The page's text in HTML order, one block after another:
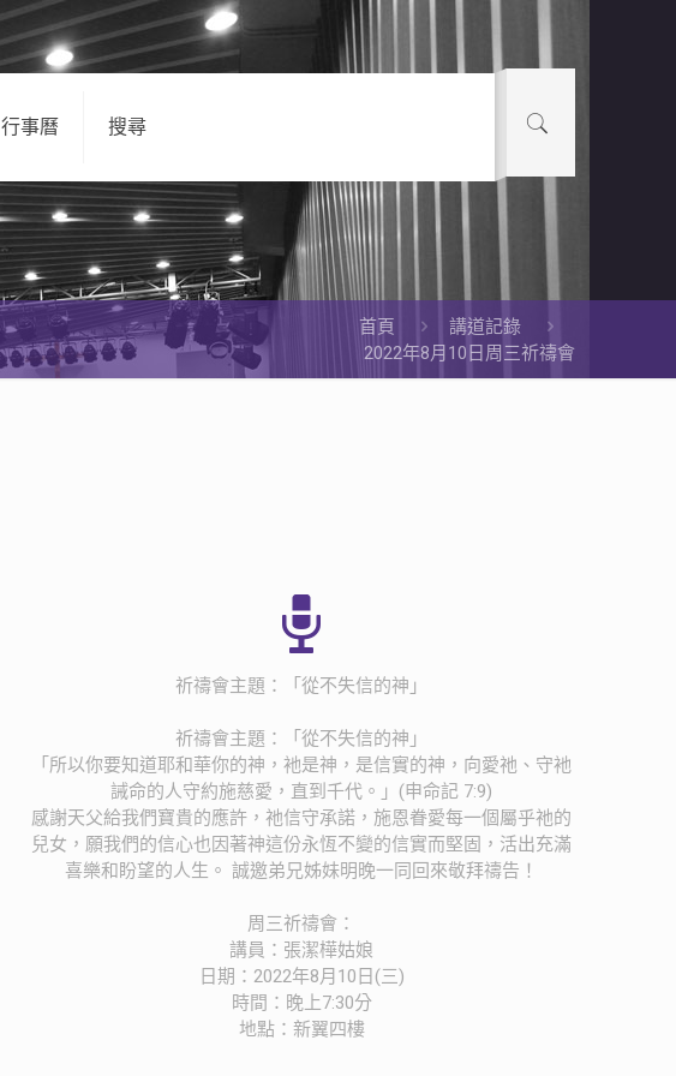
行事曆 搜尋
首頁
講道記錄
2022年8月10日周三祈禱會
祈禱會主題：「從不失信的神」
祈禱會主題：「從不失信的神」
「所以你要知道耶和華你的神，衪是神，是信實的神，向愛祂、守衪
誡命的人守約施慈愛，直到千代。」(申命記 7:9)
感謝天父給我們寶貴的應許，祂信守承諾，施恩眷愛每一個屬乎祂的
兒女，願我們的信心也因著神這份永恆不變的信實而堅固，活出充滿
喜樂和盼望的人生。 誠邀弟兄姊妹明晚一同回來敬拜禱告！
周三祈禱會：
講員：張潔樺姑娘
日期：2022年8月10日(三)
時間：晚上7:30分
地點：新翼四樓